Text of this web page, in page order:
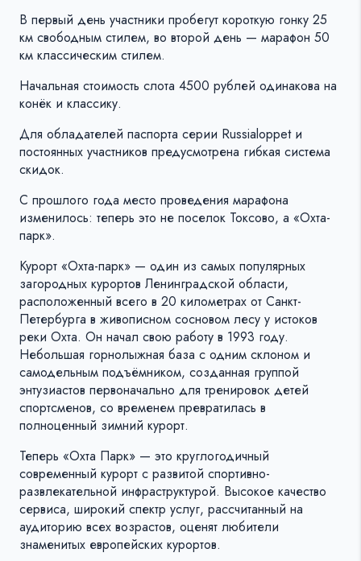
В первый день участники пробегут короткую гонку 25
км свободным стилем, во второй день — марафон 50
км классическим стилем.
Начальная стоимость слота 4500 рублей одинакова на
конёк и классику.
Для обладателей паспорта серии Russialoppet и
постоянных участников предусмотрена гибкая система
скидок.
С прошлого года место проведения марафона
изменилось: теперь это не поселок Токсово, а «Охта-
парк».
Курорт «Охта-парк» — один из самых популярных
загородных курортов Ленинградской области,
расположенный всего в 20 километрах от Санкт-
Петербурга в живописном сосновом лесу у истоков
реки Охта. Он начал свою работу в 1993 году.
Небольшая горнолыжная база с одним склоном и
самодельным подъёмником, созданная группой
энтузиастов первоначально для тренировок детей
спортсменов, со временем превратилась в
полноценный зимний курорт.
Теперь «Охта Парк» — это круглогодичный
современный курорт с развитой спортивно-
развлекательной инфраструктурой. Высокое качество
сервиса, широкий спектр услуг, рассчитанный на
аудиторию всех возрастов, оценят любители
знаменитых европейских курортов.